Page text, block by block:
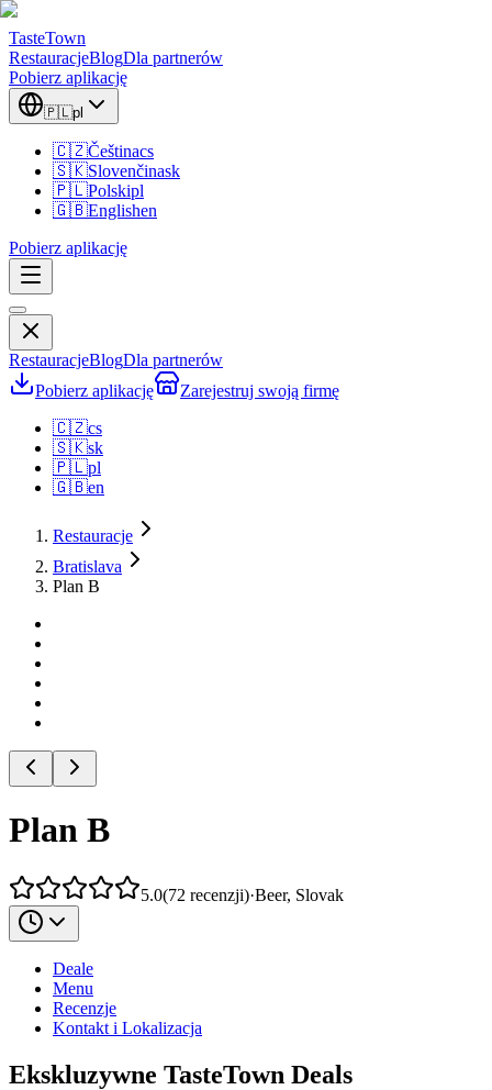
TasteTown
RestauracjeBlogDla partnerów
Pobierz aplikację
🇵🇱pl
🇨🇿Češtinacs
🇸🇰Slovenčinask
🇵🇱Polskipl
🇬🇧Englishen
Pobierz aplikację
RestauracjeBlogDla partnerów
Pobierz aplikację
Zarejestruj swoją firmę
🇨🇿cs
🇸🇰sk
🇵🇱pl
🇬🇧en
Restauracje
Bratislava
Plan B
Plan B
5.0(72 recenzji)·Beer, Slovak
Deale
Menu
Recenzje
Kontakt i Lokalizacja
Ekskluzywne TasteTown Deals